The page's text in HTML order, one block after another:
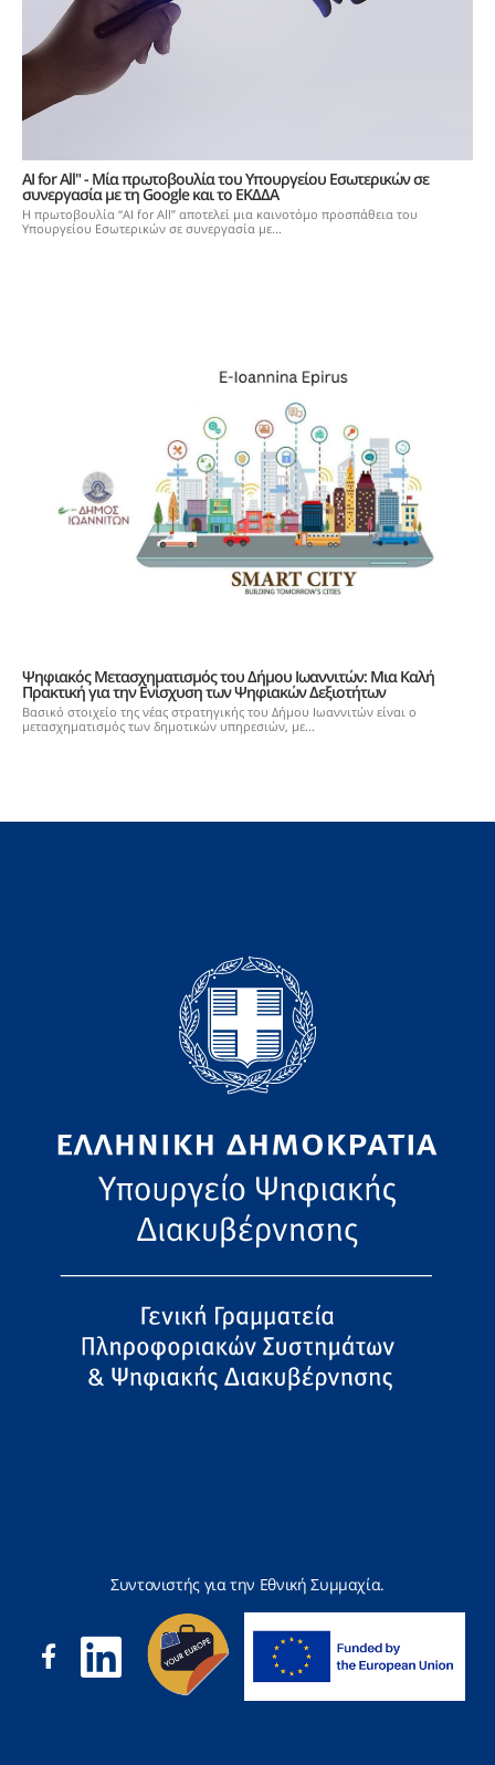
AI for All" - Μία πρωτοβουλία του Υπουργείου Εσωτερικών σε
συνεργασία με τη Google και το ΕΚΔΔΑ
Η πρωτοβουλία “AI for All” αποτελεί μια καινοτόμο προσπάθεια του
Υπουργείου Εσωτερικών σε συνεργασία με...
Ψηφιακός Μετασχηματισμός του Δήμου Ιωαννιτών: Μια Καλή
Πρακτική για την Ενίσχυση των Ψηφιακών Δεξιοτήτων
Βασικό στοιχείο της νέας στρατηγικής του Δήμου Ιωαννιτών είναι ο
μετασχηματισμός των δημοτικών υπηρεσιών, με...
Συντονιστής για την Εθνική Συμμαχία.